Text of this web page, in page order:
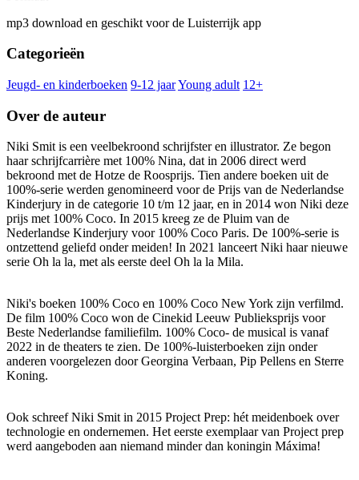
mp3 download en geschikt voor de Luisterrijk app
Categorieën
Jeugd- en kinderboeken 9-12 jaarYoung adult 12+
Over de auteur
Niki Smit is een veelbekroond schrijfster en illustrator. Ze begon
haar schrijfcarrière met 100% Nina, dat in 2006 direct werd
bekroond met de Hotze de Roosprijs. Tien andere boeken uit de
100%-serie werden genomineerd voor de Prijs van de Nederlandse
Kinderjury in de categorie 10 t/m 12 jaar, en in 2014 won Niki deze
prijs met 100% Coco. In 2015 kreeg ze de Pluim van de
Nederlandse Kinderjury voor 100% Coco Paris. De 100%-serie is
ontzettend geliefd onder meiden! In 2021 lanceert Niki haar nieuwe
serie Oh la la, met als eerste deel Oh la la Mila.
Niki's boeken 100% Coco en 100% Coco New York zijn verfilmd.
De film 100% Coco won de Cinekid Leeuw Publieksprijs voor
Beste Nederlandse familiefilm. 100% Coco- de musical is vanaf
2022 in de theaters te zien. De 100%-luisterboeken zijn onder
anderen voorgelezen door Georgina Verbaan, Pip Pellens en Sterre
Koning.
Ook schreef Niki Smit in 2015 Project Prep: hét meidenboek over
technologie en ondernemen. Het eerste exemplaar van Project prep
werd aangeboden aan niemand minder dan koningin Máxima!